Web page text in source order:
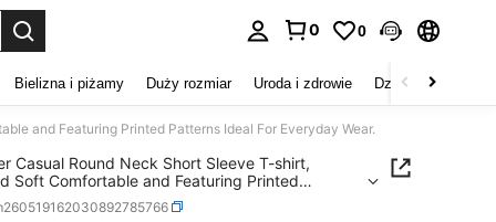
0 0
Bielizna i piżamy Duży rozmiar Uroda i zdrowie Dzieci
and Featuring Printed Patterns Ideal For Everyday Wear.
Casual Round Neck Short Sleeve T-shirt,
Soft Comfortable and Featuring Printed
Ideal For Everyday Wear.